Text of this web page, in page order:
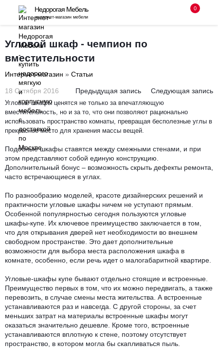
Недорогая Мебель
интернет-магазин мебели
8 (495) 255-08-94
с 10-00 до 18-00 без выходных
Заказать звонок
0
Угловой шкаф - чемпион по
вместительности
Интернет-магазин » Статьи
Предыдущая запись Следующая запись
18 Октября 2016
Угловые шкафы ценятся не только за впечатляющую
вместительность, но и за то, что они позволяют рационально
использовать пространство комнаты, превращая бесполезные углы в
прекрасное место для хранения массы вещей.
Подобные шкафы ставятся между смежными стенами, и при
этом представляют собой единую конструкцию.
Дополнительный бонус – возможность скрыть дефекты ремонта,
часто встречающиеся в углах.
По разнообразию моделей, красоте дизайнерских решений и
практичности угловые шкафы ничем не уступают прямым.
Особенной популярностью сегодня пользуются угловые
шкафы-купе. Их ключевое преимущество заключается в том,
что для открывания дверей нет необходимости во внешнем
свободном пространстве. Это дает дополнительные
возможности для выбора места расположения шкафа в
комнате, особенно, если речь идет о малогабаритной квартире.
Угловые-шкафы купе бывают отдельно стоящие и встроенные.
Преимущество первых в том, что их можно передвигать, а также
перевозить, в случае смены места жительства. А встроенные
устанавливаются раз и навсегда. С другой стороны, за счет
меньших затрат на материалы встроенные шкафы могут
оказаться значительно дешевле. Кроме того, встроенные
устанавливаются вплотную к стене, поэтому отсутствует
пространство, в котором могла бы скапливаться пыль.